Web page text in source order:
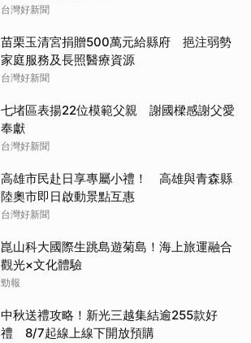
台灣好新聞
苗栗玉清宮捐贈500萬元給縣府 挹注弱勢
家庭服務及長照醫療資源
台灣好新聞
七堵區表揚22位模範父親 謝國樑感謝父愛
奉獻
台灣好新聞
高雄市民赴日享專屬小禮！ 高雄與青森縣
陸奧市即日啟動景點互惠
台灣好新聞
崑山科大國際生跳島遊菊島！海上旅運融合
觀光×文化體驗
勁報
中秋送禮攻略！新光三越集結逾255款好
禮 8/7起線上線下開放預購